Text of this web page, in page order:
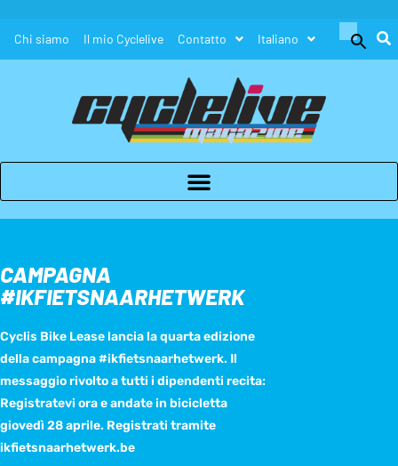
Chi siamo Il mio Cyclelive Contatto Italiano
Search
Search Button
CAMPAGNA
#IKFIETSNAARHETWERK
Cyclis Bike Lease lancia la quarta edizione
della campagna #ikfietsnaarhetwerk. Il
messaggio rivolto a tutti i dipendenti recita:
Registratevi ora e andate in bicicletta
giovedì 28 aprile. Registrati tramite
ikfietsnaarhetwerk.be